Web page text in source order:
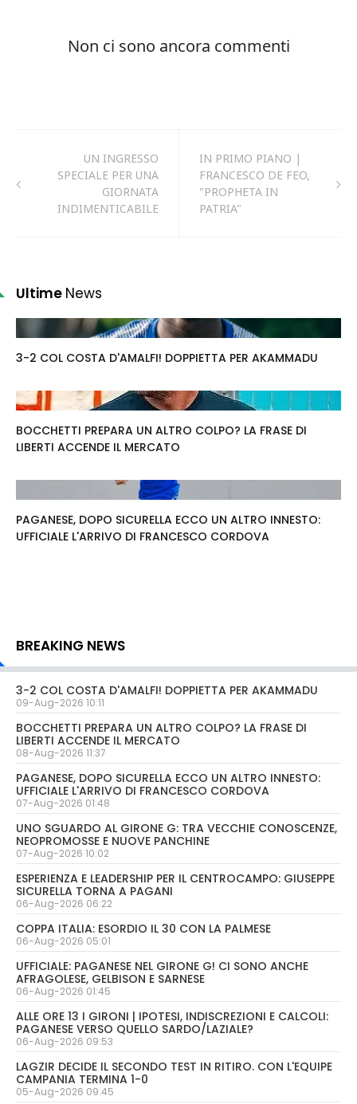
UN INGRESSO
SPECIALE PER UNA
GIORNATA
INDIMENTICABILE
IN PRIMO PIANO |
FRANCESCO DE FEO,
"PROPHETA IN
PATRIA"
Ultime News
3-2 COL COSTA D'AMALFI! DOPPIETTA PER AKAMMADU
BOCCHETTI PREPARA UN ALTRO COLPO? LA FRASE DI
LIBERTI ACCENDE IL MERCATO
PAGANESE, DOPO SICURELLA ECCO UN ALTRO INNESTO:
UFFICIALE L'ARRIVO DI FRANCESCO CORDOVA
BREAKING NEWS
3-2 COL COSTA D'AMALFI! DOPPIETTA PER AKAMMADU
09-Aug-2026 10:11
BOCCHETTI PREPARA UN ALTRO COLPO? LA FRASE DI
LIBERTI ACCENDE IL MERCATO
08-Aug-2026 11:37
PAGANESE, DOPO SICURELLA ECCO UN ALTRO INNESTO:
UFFICIALE L'ARRIVO DI FRANCESCO CORDOVA
07-Aug-2026 01:48
UNO SGUARDO AL GIRONE G: TRA VECCHIE CONOSCENZE,
NEOPROMOSSE E NUOVE PANCHINE
07-Aug-2026 10:02
ESPERIENZA E LEADERSHIP PER IL CENTROCAMPO: GIUSEPPE
SICURELLA TORNA A PAGANI
06-Aug-2026 06:22
COPPA ITALIA: ESORDIO IL 30 CON LA PALMESE
06-Aug-2026 05:01
UFFICIALE: PAGANESE NEL GIRONE G! CI SONO ANCHE
AFRAGOLESE, GELBISON E SARNESE
06-Aug-2026 01:45
ALLE ORE 13 I GIRONI | IPOTESI, INDISCREZIONI E CALCOLI:
PAGANESE VERSO QUELLO SARDO/LAZIALE?
06-Aug-2026 09:53
LAGZIR DECIDE IL SECONDO TEST IN RITIRO. CON L'EQUIPE
CAMPANIA TERMINA 1-0
05-Aug-2026 09:45